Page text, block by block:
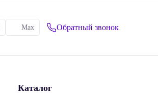
Max Обратный звонок
Каталог